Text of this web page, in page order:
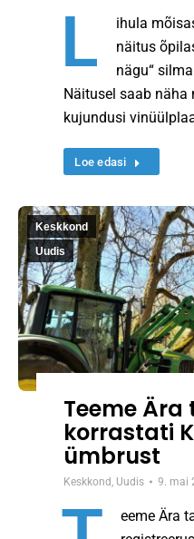
L
ihula
näitus
nägu“
Näitusel saab näha
kujundusi
Loe edasi
Keskkond
Uudis
Teeme
korrastati
ümbrust
Keskkond Uudis 9. mai
eeme Ära